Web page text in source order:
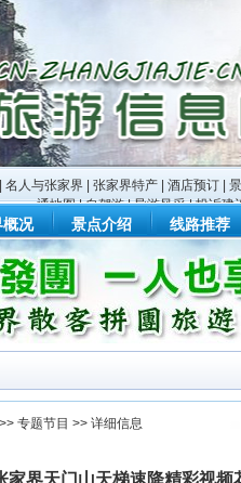
名人与张家界 张家界特产 酒店预订
通地图|自驾游|导游风采|投诉建
概况 景点介绍 线路推荐
>> 专题节目 >> 详细信息
家界天门山天梯速降精彩视频